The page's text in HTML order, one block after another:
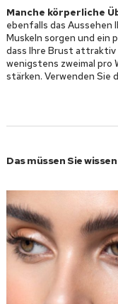
Manche körperliche
ebenfalls das Aussehen
Muskeln sorgen und ein
dass Ihre Brust attraktiv
wenigstens zweimal pro
stärken. Verwenden Sie
Das müssen Sie wissen